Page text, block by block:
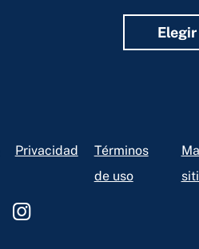
Privacidad
Términos
de uso
Ohio